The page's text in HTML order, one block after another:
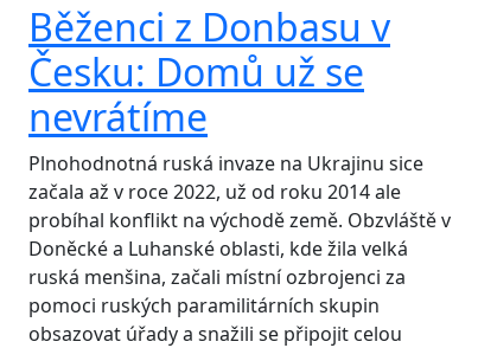
Běženci z Donbasu v
Česku: Domů už se
nevrátíme
Plnohodnotná ruská invaze na Ukrajinu sice
začala až v roce 2022, už od roku 2014 ale
probíhal konflikt na východě země. Obzvláště v
Doněcké a Luhanské oblasti, kde žila velká
ruská menšina, začali místní ozbrojenci za
pomoci ruských paramilitárních skupin
obsazovat úřady a snažili se připojit celou